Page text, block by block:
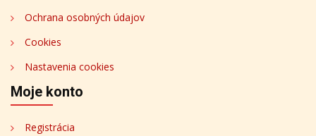
Ochrana osobných údajov
Cookies
Nastavenia cookies
Moje konto
Registrácia